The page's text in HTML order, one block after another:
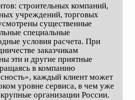
строительных компаний,
учреждений, торговых
существенные
специальные
условия расчета. При
заказчикам
эти и другие приятные
в компанию
каждый клиент может
уровне сервиса, в чем уже
организации России.